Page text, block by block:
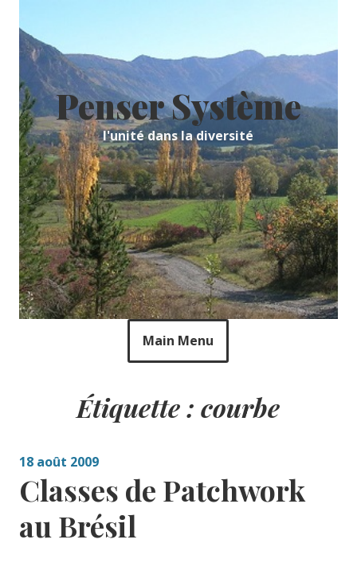
content
Penser Système
l'unité dans la diversité
Main Menu
Étiquette :courbe
18 août 2009
Classes de Patchwork
au Brésil